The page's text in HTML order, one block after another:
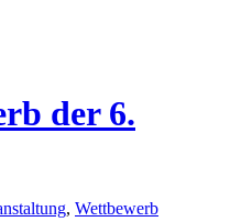
der 6.
, Wettbewerb